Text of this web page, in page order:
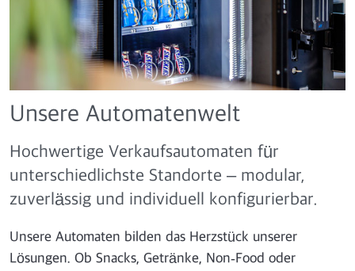
Unsere Automatenwelt
Hochwertige Verkaufsautomaten für
unterschiedlichste Standorte – modular,
zuverlässig und individuell konfigurierbar.
Unsere Automaten bilden das Herzstück unserer
Lösungen. Ob Snacks, Getränke, Non‑Food oder